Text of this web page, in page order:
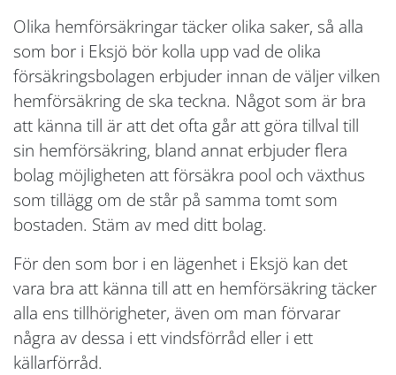
Olika hemförsäkringar täcker olika saker, så alla
som bor i Eksjö bör kolla upp vad de olika
försäkringsbolagen erbjuder innan de väljer vilken
hemförsäkring de ska teckna. Något som är bra
att känna till är att det ofta går att göra tillval till
sin hemförsäkring, bland annat erbjuder flera
bolag möjligheten att försäkra pool och växthus
som tillägg om de står på samma tomt som
bostaden. Stäm av med ditt bolag.
För den som bor i en lägenhet i Eksjö kan det
vara bra att känna till att en hemförsäkring täcker
alla ens tillhörigheter, även om man förvarar
några av dessa i ett vindsförråd eller i ett
källarförråd.